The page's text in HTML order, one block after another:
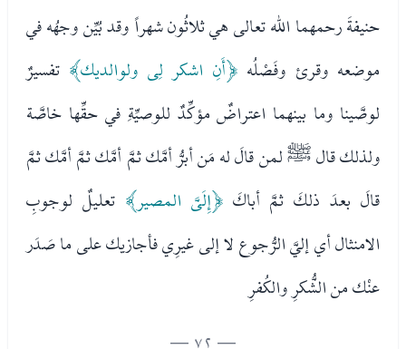
حنيفةَ رحمهما الله تعالى هي ثلاثُون شهراً وقد بُيِّن وجهُه في
موضعه وقرئ وفَصْلُه﴿أَنِ اشكر لِى ولوالديك﴾ تفسيرٌ
لوصَّينا وما بينهما اعتراضٌ مؤكِّدٌ للوصيِّةِ في حقِّها خاصَّة
ولذلك قال ﷺ لمن قالَ له مَن أبرُّ أمَّك ثمَّ أمَّك ثمَّ أمَّك ثمَّ
قالَ بعدَ ذلكَ ثمَّ أباكَ﴿إِلَىَّ المصير﴾ تعليلٌ لوجوبِ
الامنثال أي إليَّ الرُّجوع لا إلى غيرِي فأجازيك على ما صَدَر
عنْك من الشُّكرِ والكُفرِ
— 72 —